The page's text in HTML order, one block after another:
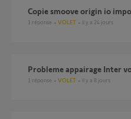
copie smoove origin io
1 réponse VOLET il y a 24 jours
probleme appairage Inter
1 réponse VOLET il y a 8 jours